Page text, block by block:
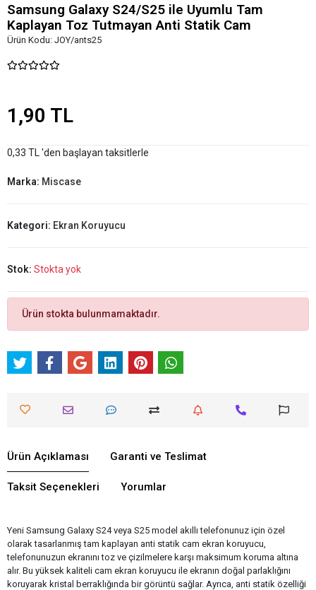
Samsung Galaxy S24/S25 ile Uyumlu Tam
Kaplayan Toz Tutmayan Anti Statik Cam
Ürün Kodu: JOY/ants25
1,90 TL
0,33 TL 'den başlayan taksitlerle
Marka: Miscase
Kategori: Ekran Koruyucu
Stok: Stokta yok
Ürün stokta bulunmamaktadır.
Ürün Açıklaması Garanti ve Teslimat
Taksit Seçenekleri Yorumlar
Yeni Samsung Galaxy S24 veya S25 model akıllı telefonunuz için özel
olarak tasarlanmış tam kaplayan anti statik cam ekran koruyucu,
telefonunuzun ekranını toz ve çizilmelere karşı maksimum koruma altına
alır. Bu yüksek kaliteli cam ekran koruyucu ile ekranın doğal parlaklığını
koruyarak kristal berraklığında bir görüntü sağlar. Ayrıca, anti statik özelliği